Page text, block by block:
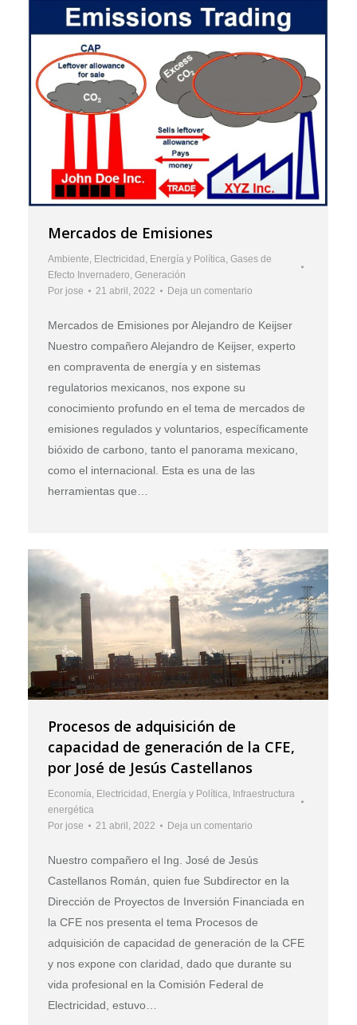
Mercados de Emisiones
Ambiente, Electricidad , Energía y Política, Gases de
Efecto Invernadero, Generación
Por jose 21 abril, 2022 Deja un comentario
Mercados de Emisiones por Alejandro de Keijser
Nuestro compañero Alejandro de Keijser, experto
en compraventa de energía y en sistemas
regulatorios mexicanos, nos expone su
conocimiento profundo en el tema de mercados de
emisiones regulados y voluntarios, específicamente
bióxido de carbono, tanto el panorama mexicano,
como el internacional. Esta es una de las
herramientas que…
Procesos de adquisición de
capacidad de generación de la CFE,
por José de Jesús Castellanos
Economía Electricidad Energía y Política Infraestructura
energética
Por jose 21 abril, 2022 Deja un comentario
Nuestro compañero el Ing. José de Jesús
Castellanos Román, quien fue Subdirector en la
Dirección de Proyectos de Inversión Financiada en
la CFE nos presenta el tema Procesos de
adquisición de capacidad de generación de la CFE
y nos expone con claridad, dado que durante su
vida profesional en la Comisión Federal de
Electricidad, estuvo…